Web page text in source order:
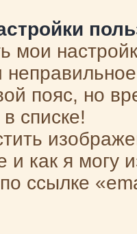
мои
пояс, но
списке!
и как я могу
ссылке